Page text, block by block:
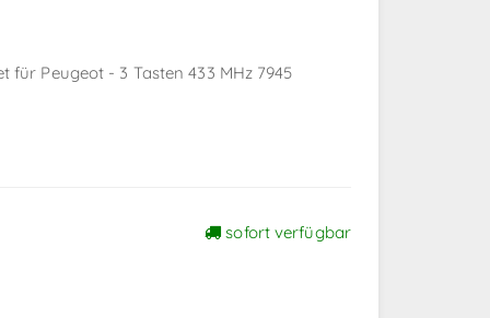
für Peugeot - 3 Tasten 433 MHz 7945
sofort verfügbar